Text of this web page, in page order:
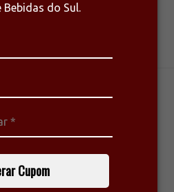
do Sul.
Cupom
seu estilo de vida
BOAS PARA O